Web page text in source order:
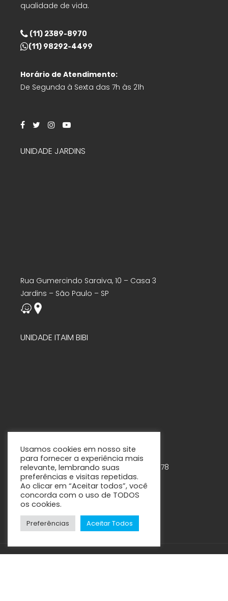
qualidade de vida.
(11) 2389-8970
(11) 98292-4499
Horário de Atendimento:
De Segunda à Sexta das 7h às 21h
UNIDADE JARDINS
Rua Gumercindo Saraiva, 10 – Casa 3
Jardins – São Paulo – SP
UNIDADE ITAIM BIBI
Rua Tabapuã, 888 – 7º andar – Cjs. 75-78
Itaim Bibi – São Paulo - SP
Usamos cookies em nosso site
para fornecer a experiência mais
relevante, lembrando suas
preferências e visitas repetidas.
Ao clicar em “Aceitar todos”, você
concorda com o uso de TODOS
os cookies.
Preferências Aceitar Todos